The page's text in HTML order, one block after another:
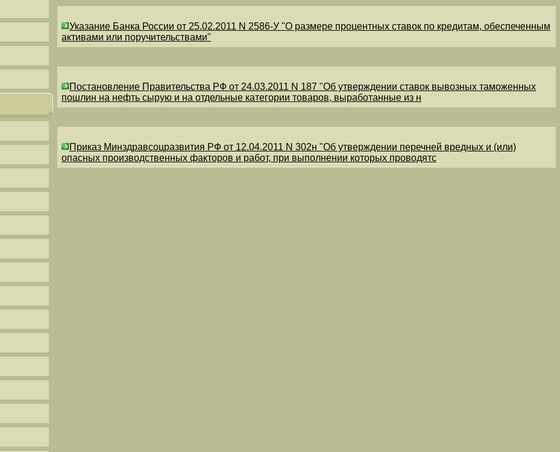
Указание Банка России от 25.02.2011 N 2586-У "О размере процентных ставок по кредитам, обеспеченным
активами или поручительствами"
Постановление Правительства РФ от 24.03.2011 N 187 "Об утверждении ставок вывозных таможенных
пошлин на нефть сырую и на отдельные категории товаров, выработанные из н
Приказ Минздравсоцразвития РФ от 12.04.2011 N 302н "Об утверждении перечней вредных и (или)
опасных производственных факторов и работ, при выполнении которых проводятс